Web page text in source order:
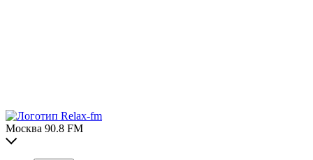
Москва 90.8 FM